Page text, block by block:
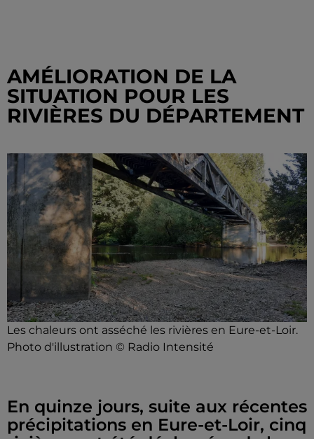
AMÉLIORATION DE LA
SITUATION POUR LES
RIVIÈRES DU DÉPARTEMENT
Les chaleurs ont asséché les rivières en Eure-et-Loir.
Photo d'illustration © Radio Intensité
En quinze jours, suite aux récentes
précipitations en Eure-et-Loir, cinq